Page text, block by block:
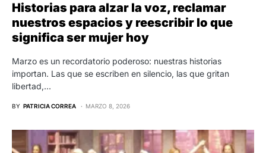
Historias para alzar la voz, reclamar
nuestros espacios y reescribir lo que
significa ser mujer hoy
Marzo es un recordatorio poderoso: nuestras historias
importan. Las que se escriben en silencio, las que gritan
libertad,…
BY PATRICIA CORREA MARZO 8, 2026